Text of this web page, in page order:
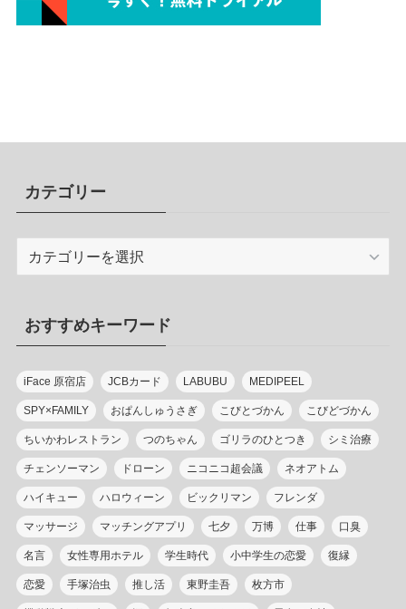
カテゴリー
リ
ー
おすすめキーワード
iFace 原宿店 JCBカード LABUBU MEDIPEEL
SPY×FAMILY おぱんしゅうさぎ こびとづかん こびどづかん
ちいかわレストラン つのちゃん ゴリラのひとつき シミ治療
チェンソーマン ドローン ニコニコ超会議 ネオアトム
ハイキュー ハロウィーン ビックリマン フレンダ
マッサージ マッチングアプリ 七夕 万博 仕事 口臭
名言 女性専用ホテル 学生時代 小中学生の恋愛 復縁
恋愛 手塚治虫 推し活 東野圭吾 枚方市